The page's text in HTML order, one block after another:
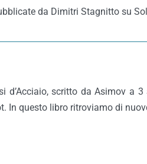
da Dimitri Stagnitto su
d’Acciaio, scritto da Asimov a
In questo libro ritroviamo di